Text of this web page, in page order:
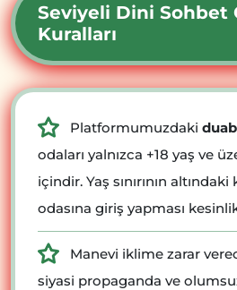
Seviyeli Dini Sohbet
Kuralları
Platformumuzdaki
odaları yalnızca +18 yaş ve
içindir. Yaş sınırının
odasına giriş yapması
Manevi iklime zarar
siyasi propaganda ve